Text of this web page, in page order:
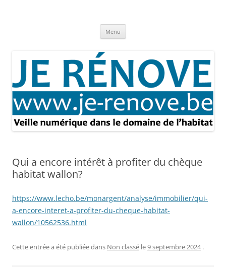
Menu
Qui a encore intérêt à profiter du chèque
habitat wallon?
https://www.lecho.be/monargent/analyse/immobilier/qui-
a-encore-interet-a-profiter-du-cheque-habitat-
wallon/10562536.html
Cette entrée a été publiée dans Non classé le9 septembre 2024 .